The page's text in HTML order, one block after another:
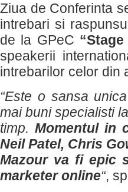
Ziua de Conferinta
intrebari si
de la GPeC
speakerii
intrebarilor celor din
“Este o sansa
mai buni specialisti
timp. Momentul in
Neil Patel, Chris
Mazour va fi epic
marketer online“,